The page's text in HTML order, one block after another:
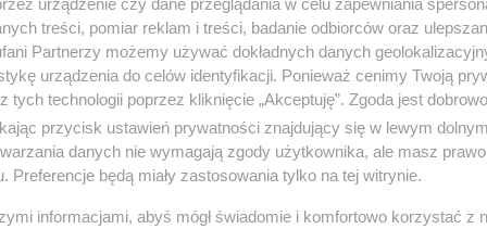
mniejszego ośrodka regionalnego.
poza dotychczasowy podział na metropolię i
do dużego miasta dwa razy w roku, a żywej
odbywa się kilka stand-upowych wieczorów
treści, pomiar reklam i treści, badanie odbiorców oraz
Partnerzy możemy używać dokładnych danych
urządzenia do celów identyfikacji. Ponieważ cenimy Twoją
tych technologii poprzez kliknięcie „Akceptuję”. Zgoda jest
przycisk ustawień prywatności znajdujący się w lewym
danych nie wymagają zgody użytkownika, ale masz
Preferencje będą miały zastosowania tylko na tej witrynie.
informacjami, abyś mógł świadomie i komfortowo korzystać z